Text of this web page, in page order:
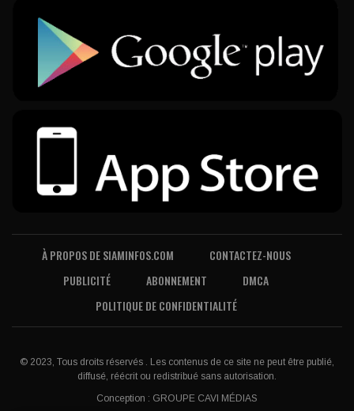
À PROPOS DE SIAMINFOS.COM
CONTACTEZ-NOUS
PUBLICITÉ
ABONNEMENT
DMCA
POLITIQUE DE CONFIDENTIALITÉ
© 2023, Tous droits réservés . Les contenus de ce site ne peut être publié,
diffusé, réécrit ou redistribué sans autorisation.
Conception : GROUPE CAVI MÉDIAS